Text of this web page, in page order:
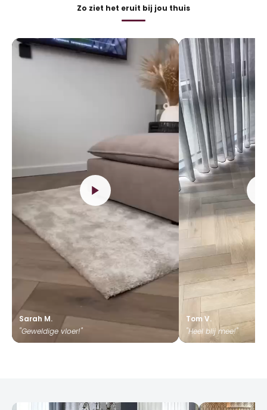
Zo ziet het eruit bij jou thuis
Sarah M.
"Geweldige vloer!"
Tom V.
"Heel blij mee!"